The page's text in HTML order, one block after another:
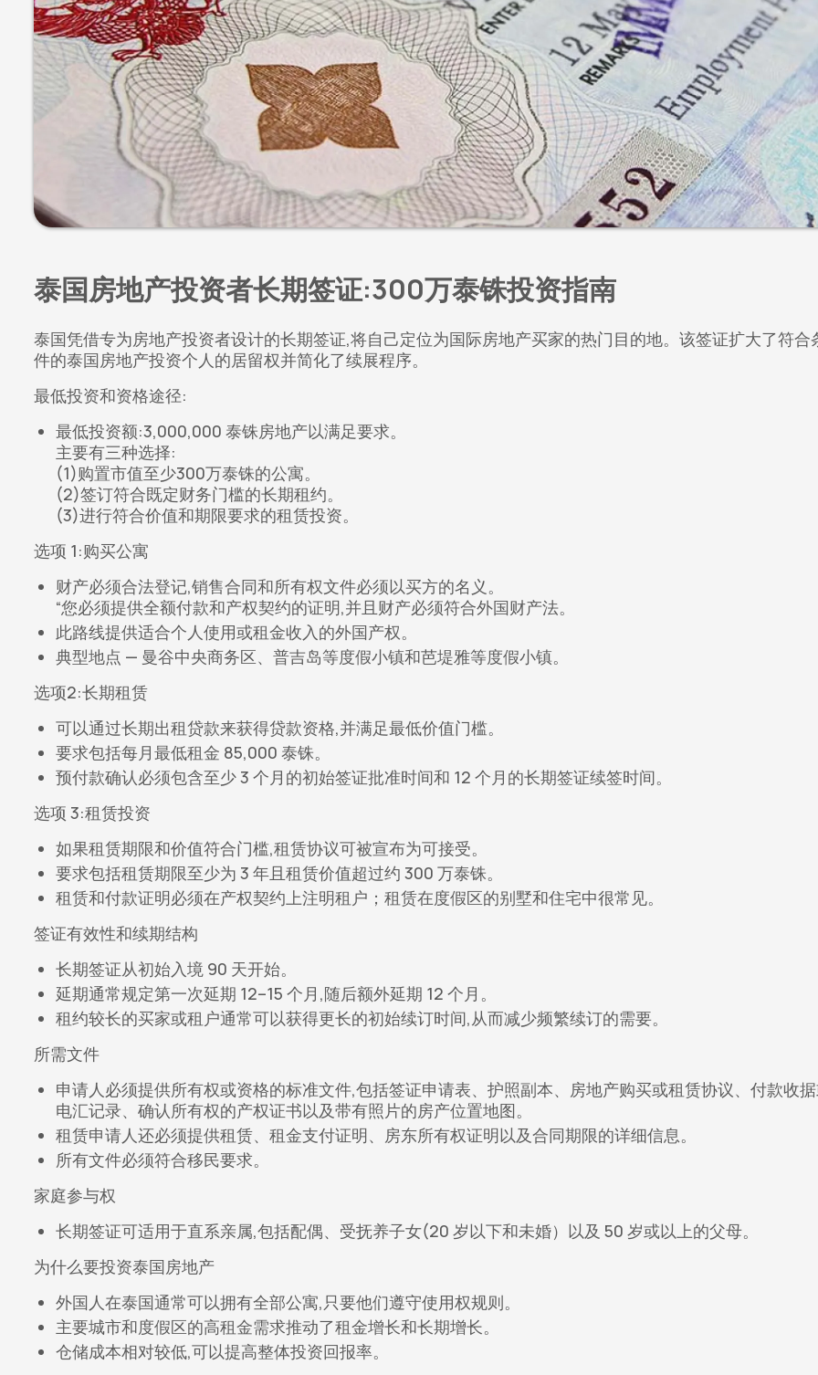
泰国房地产投资者长期签证:300万泰铢投资指南
泰国凭借专为房地产投资者设计的长期签证,将自己定位为国际房地产买家的热门目的地。该签证扩大了符合
件的泰国房地产投资个人的居留权并简化了续展程序。
最低投资和资格途径:
最低投资额:3,000,000 泰铢房地产以满足要求。
主要有三种选择:
(1)购置市值至少300万泰铢的公寓。
(2)签订符合既定财务门槛的长期租约。
(3)进行符合价值和期限要求的租赁投资。
选项 1:购买公寓
财产必须合法登记,销售合同和所有权文件必须以买方的名义。
“您必须提供全额付款和产权契约的证明,并且财产必须符合外国财产法。
此路线提供适合个人使用或租金收入的外国产权。
典型地点 — 曼谷中央商务区、普吉岛等度假小镇和芭堤雅等度假小镇。
选项2:长期租赁
可以通过长期出租贷款来获得贷款资格,并满足最低价值门槛。
要求包括每月最低租金 85,000 泰铢。
预付款确认必须包含至少 3 个月的初始签证批准时间和 12 个月的长期签证续签时间。
选项 3:租赁投资
如果租赁期限和价值符合门槛,租赁协议可被宣布为可接受。
要求包括租赁期限至少为 3 年且租赁价值超过约 300 万泰铢。
租赁和付款证明必须在产权契约上注明租户；租赁在度假区的别墅和住宅中很常见。
签证有效性和续期结构
长期签证从初始入境 90 天开始。
延期通常规定第一次延期 12–15 个月,随后额外延期 12 个月。
租约较长的买家或租户通常可以获得更长的初始续订时间,从而减少频繁续订的需要。
所需文件
申请人必须提供所有权或资格的标准文件,包括签证申请表、护照副本、房地产购买或租赁协议、付款收
电汇记录、确认所有权的产权证书以及带有照片的房产位置地图。
租赁申请人还必须提供租赁、租金支付证明、房东所有权证明以及合同期限的详细信息。
所有文件必须符合移民要求。
家庭参与权
长期签证可适用于直系亲属,包括配偶、受抚养子女(20 岁以下和未婚）以及 50 岁或以上的父母。
为什么要投资泰国房地产
外国人在泰国通常可以拥有全部公寓,只要他们遵守使用权规则。
主要城市和度假区的高租金需求推动了租金增长和长期增长。
仓储成本相对较低,可以提高整体投资回报率。